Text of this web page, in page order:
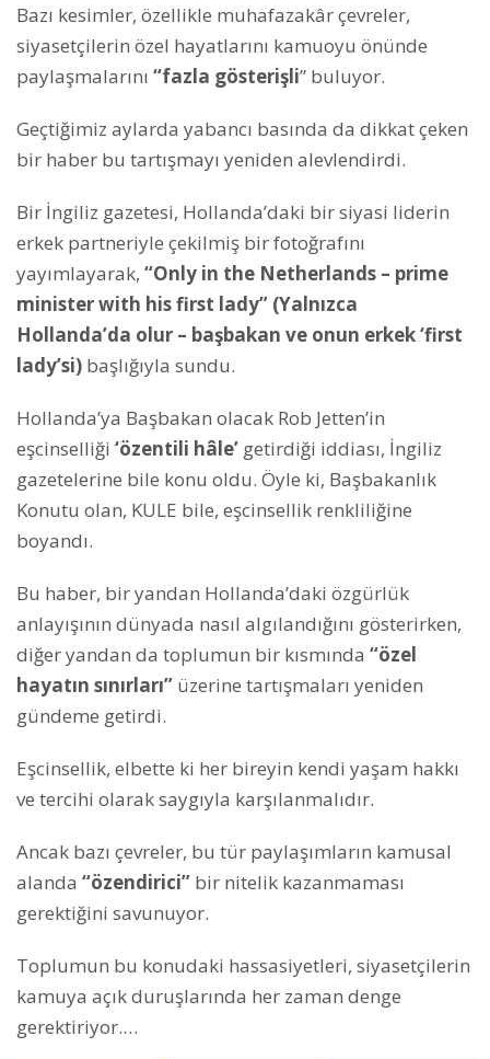
Bazı kesimler, özellikle muhafazakâr çevreler,
siyasetçilerin özel hayatlarını kamuoyu önünde
paylaşmalarını “fazla gösterişli” buluyor.
Geçtiğimiz aylarda yabancı basında da dikkat çeken
bir haber bu tartışmayı yeniden alevlendirdi.
Bir İngiliz gazetesi, Hollanda’daki bir siyasi liderin
erkek partneriyle çekilmiş bir fotoğrafını
yayımlayarak, “Only in the Netherlands – prime
minister with his first lady” (Yalnızca
Hollanda’da olur – başbakan ve onun erkek ‘first
lady’si) başlığıyla sundu.
Hollanda’ya Başbakan olacak Rob Jetten’in
eşcinselliği ‘özentili hâle’ getirdiği iddiası, İngiliz
gazetelerine bile konu oldu. Öyle ki, Başbakanlık
Konutu olan, KULE bile, eşcinsellik renkliliğine
boyandı.
Bu haber, bir yandan Hollanda’daki özgürlük
anlayışının dünyada nasıl algılandığını gösterirken,
diğer yandan da toplumun bir kısmında “özel
hayatın sınırları” üzerine tartışmaları yeniden
gündeme getirdi.
Eşcinsellik, elbette ki her bireyin kendi yaşam hakkı
ve tercihi olarak saygıyla karşılanmalıdır.
Ancak bazı çevreler, bu tür paylaşımların kamusal
alanda “özendirici” bir nitelik kazanmaması
gerektiğini savunuyor.
Toplumun bu konudaki hassasiyetleri, siyasetçilerin
kamuya açık duruşlarında her zaman denge
gerektiriyor.…